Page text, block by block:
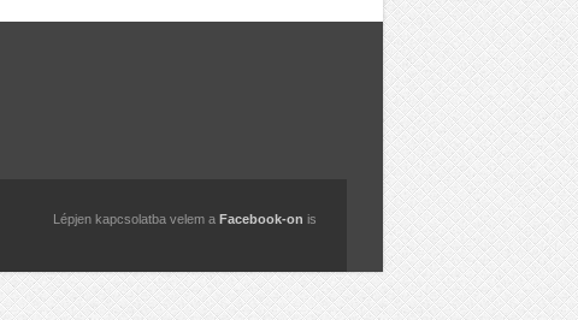
Lépjen kapcsolatba velem a Facebook-on is